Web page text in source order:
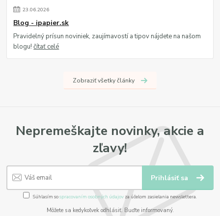
23.06.2026
Blog - ipapier.sk
Pravidelný prísun noviniek, zaujímavostí a tipov nájdete na našom
blogu!čítať celé
Zobraziť všetky články
Nepremeškajte novinky, akcie a
zľavy!
Prihlásiť sa
Súhlasím sospracovaním osobných údajov za účelom zasielania newslettera.
Môžete sa kedykoľvek odhlásiť. Buďte informovaný.